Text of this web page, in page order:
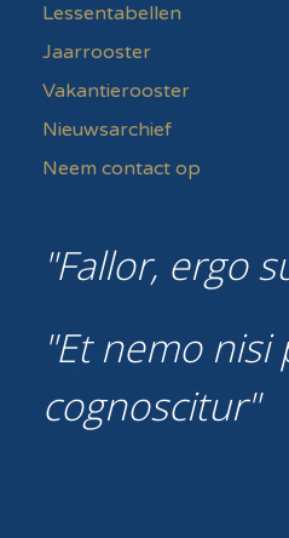
Lessentabellen
Jaarrooster
Vakantierooster
Nieuwsarchief
Neem contact op
Fallor, ergo
Et nemo nisi
cognoscitur